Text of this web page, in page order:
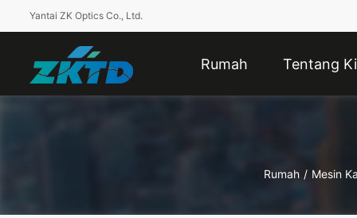
Yantai ZK Optics Co., Ltd.
Rumah Tentang
Rumah / Mesin